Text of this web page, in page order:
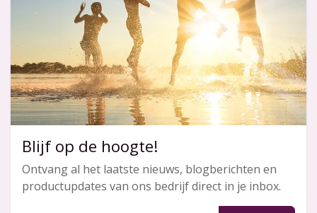
Blijf op de hoogte!
Ontvang al het laatste nieuws, blogberichten en
productupdates van ons bedrijf direct in je inbox.